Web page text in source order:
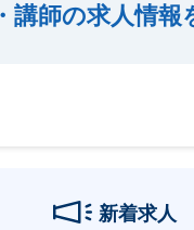
講師の求人情報
新着求人